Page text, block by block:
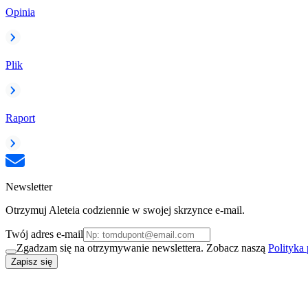
Opinia
Plik
Raport
Newsletter
Otrzymuj Aleteia codziennie w swojej skrzynce e-mail.
Twój adres e-mail
Zgadzam się na otrzymywanie newslettera. Zobacz naszą Polityka
Zapisz się